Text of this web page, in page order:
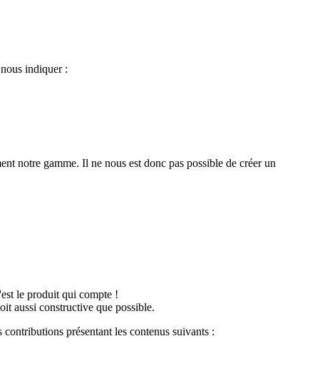
indiquer :
notre gamme. Il ne nous est donc pas possible de créer un
le produit qui compte !
aussi constructive que possible.
présentant les contenus suivants :